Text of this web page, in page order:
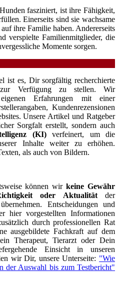
fasziniert, ist ihre Fähigkeit,
Einerseits sind sie wachsame
ihre Familie haben. Andererseits
verspielte Familienmitglieder, die
Momente sorgen.
ist es, Dir sorgfältig recherchierte
Verfügung zu stellen. Wir
Erfahrungen mit einer
Kundenrezensionen
Unsere Artikel und Ratgeber
Sorgfalt erstellt, sondern auch
(KI)verfeinert, um die
Inhalte weiter zu erhöhen.
als auch von Bildern.
können wirkeine Gewähr
oder Aktualitätder
Entscheidungen und
hier vorgestellten Informationen
durch professionellen Rat
ausgebildete Fachkraft auf dem
Therapeut, Tierarzt oder Dein
Einsicht in unseren
wir Dir, unsere Unterseite: "Wie
der Auswahl bis zum Testbericht"